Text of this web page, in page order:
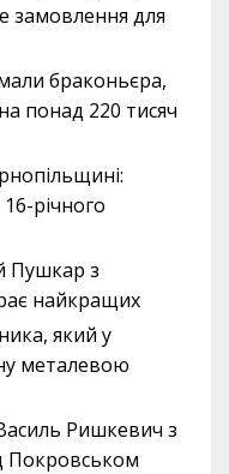
замовлення для
браконьєра,
понад 220 тисяч
річного
Пушкар з
найкращих
який у
металевою
Ришкевич з
Покровськом